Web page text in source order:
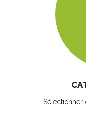
Sélectionner